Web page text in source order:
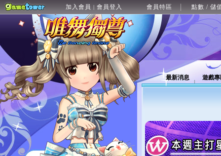
加入會員 | 會員登入 會員特區 點數 / 儲
最新消息 遊戲